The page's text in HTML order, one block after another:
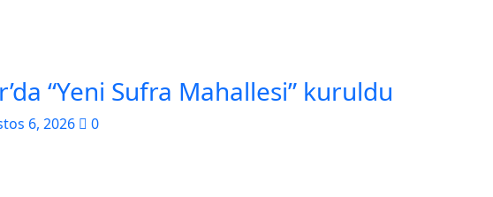
“Yeni Sufra Mahallesi” kuruldu
6, 2026 0